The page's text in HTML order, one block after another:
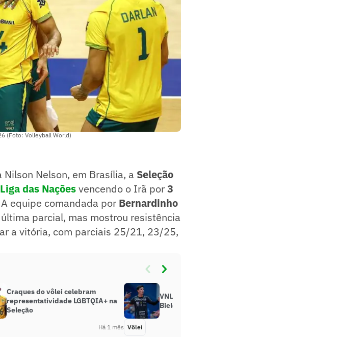
(Foto: Volleyball World)
Nelson, em Brasília, a Seleção
Liga das Naçõesvencendo o Irã por3
equipe comandada por Bernardinho
parcial, mas mostrou resistência
a vitória, com parciais 25/21, 23/25,
Craques do vôlei celebram
representatividade LGBTQIA+ na
Seleção
Há 1 mês
VNL: Cachopa sente desconforto, e
Bieler viaja para etapa de Brasília
Vôlei